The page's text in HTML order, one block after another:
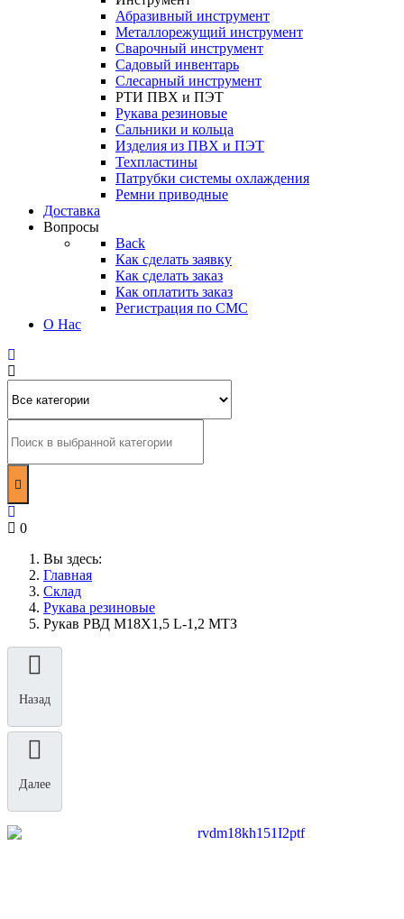
Абразивный инструмент
Металлорежущий инструмент
Сварочный инструмент
Садовый инвентарь
Слесарный инструмент
РТИ ПВХ и ПЭТ
Рукава резиновые
Сальники и кольца
Изделия из ПВХ и ПЭТ
Техпластины
Патрубки системы охлаждения
Ремни приводные
Доставка
Вопросы
Back
Как сделать заявку
Как сделать заказ
Как оплатить заказ
Регистрация по СМС
О Нас
0
Вы здесь:
Главная
Склад
Рукава резиновые
Рукав РВД М18Х1,5 L-1,2 МТЗ
Назад
Далее